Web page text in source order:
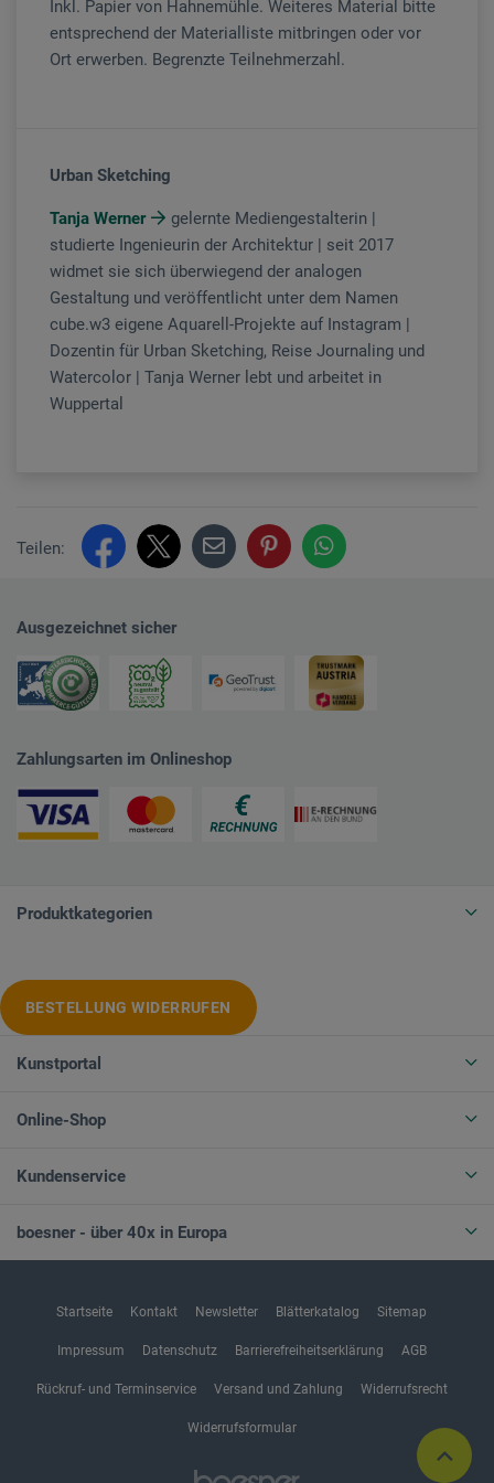
Inkl. Papier von Hahnemühle. Weiteres Material bitte
entsprechend der Materialliste mitbringen oder vor
Ort erwerben. Begrenzte Teilnehmerzahl.
Urban Sketching
Tanja Werner
gelernte Mediengestalterin |
studierte Ingenieurin der Architektur | seit 2017
widmet sie sich überwiegend der analogen
Gestaltung und veröffentlicht unter dem Namen
cube.w3 eigene Aquarell-Projekte auf Instagram |
Dozentin für Urban Sketching, Reise Journaling und
Watercolor | Tanja Werner lebt und arbeitet in
Wuppertal
Teilen:
Ausgezeichnet sicher
Zahlungsarten im Onlineshop
Produktkategorien
BESTELLUNG WIDERRUFEN
Kunstportal
Online-Shop
Kundenservice
boesner - über 40x in Europa
Startseite Kontakt Newsletter Blätterkatalog Sitemap
Impressum Datenschutz Barrierefreiheitserklärung AGB
Rückruf- und Terminservice Versand und Zahlung Widerrufsrecht
Widerrufsformular